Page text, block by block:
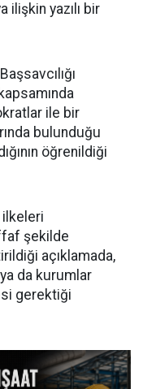
ilişkin yazılı bir
ile bir
bulunduğu
öğrenildiği
ilkeleri
şekilde
açıklamada,
da kurumlar
gerektiği